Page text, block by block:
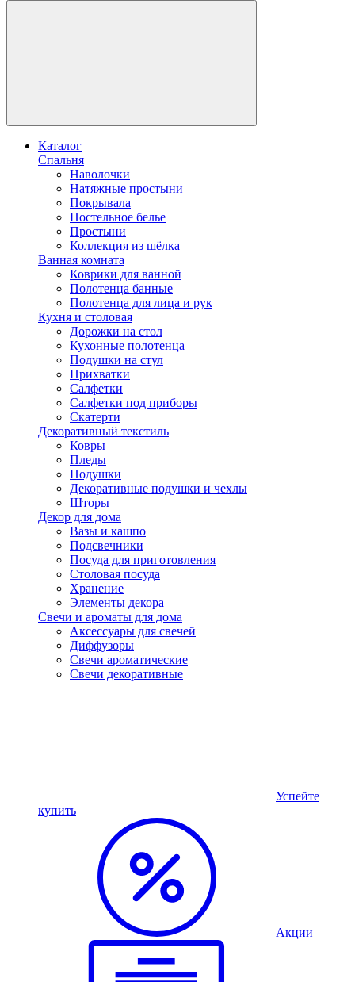
Каталог
Спальня
Наволочки
Натяжные простыни
Покрывала
Постельное белье
Простыни
Коллекция из шёлка
Ванная комната
Коврики для ванной
Полотенца банные
Полотенца для лица и рук
Кухня и столовая
Дорожки на стол
Кухонные полотенца
Подушки на стул
Прихватки
Салфетки
Салфетки под приборы
Скатерти
Декоративный текстиль
Ковры
Пледы
Подушки
Декоративные подушки и чехлы
Шторы
Декор для дома
Вазы и кашпо
Подсвечники
Посуда для приготовления
Столовая посуда
Хранение
Элементы декора
Свечи и ароматы для дома
Аксессуары для свечей
Диффузоры
Свечи ароматические
Свечи декоративные
Успейте
купить
Акции